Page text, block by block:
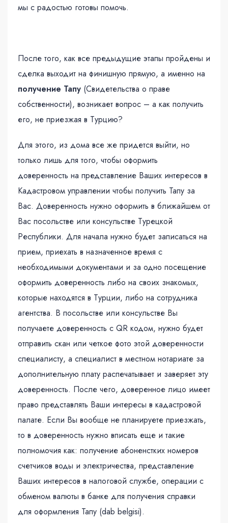
мы с радостью готовы помочь.
После того, как все предыдущие этапы пройдены и
сделка выходит на финишную прямую, а именно на
получение Тапу (Свидетельства о праве
собственности), возникает вопрос – а как получить
его, не приезжая в Турцию?
Для этого, из дома все же придется выйти, но
только лишь для того, чтобы оформить
доверенность на представление Ваших интересов в
Кадастровом управлении чтобы получить Тапу за
Вас. Доверенность нужно оформить в ближайшем от
Вас посольстве или консульстве Турецкой
Республики. Для начала нужно будет записаться на
прием, приехать в назначенное время с
необходимыми документами и за одно посещение
оформить доверенность либо на своих знакомых,
которые находятся в Турции, либо на сотрудника
агентства. В посольстве или консульстве Вы
получаете доверенность с QR кодом, нужно будет
отправить скан или четкое фото этой доверенности
специалисту, а специалист в местном нотариате за
дополнительную плату распечатывает и заверяет эту
доверенность. После чего, доверенное лицо имеет
право представлять Ваши интересы в кадастровой
палате. Если Вы вообще не планируете приезжать,
то в доверенность нужно вписать еще и такие
полномочия как: получение абоненстких номеров
счетчиков воды и электричества, представление
Ваших интересов в налоговой службе, операции с
обменом валюты в банке для получения справки
для оформления Тапу (dab belgisi).